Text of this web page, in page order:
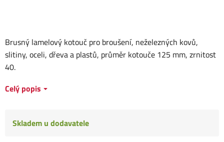
Brusný lamelový kotouč pro broušení, neželezných kovů,
slitiny, oceli, dřeva a plastů, průměr kotouče 125 mm, zrnitost
40.
Celý popis
Skladem u dodavatele